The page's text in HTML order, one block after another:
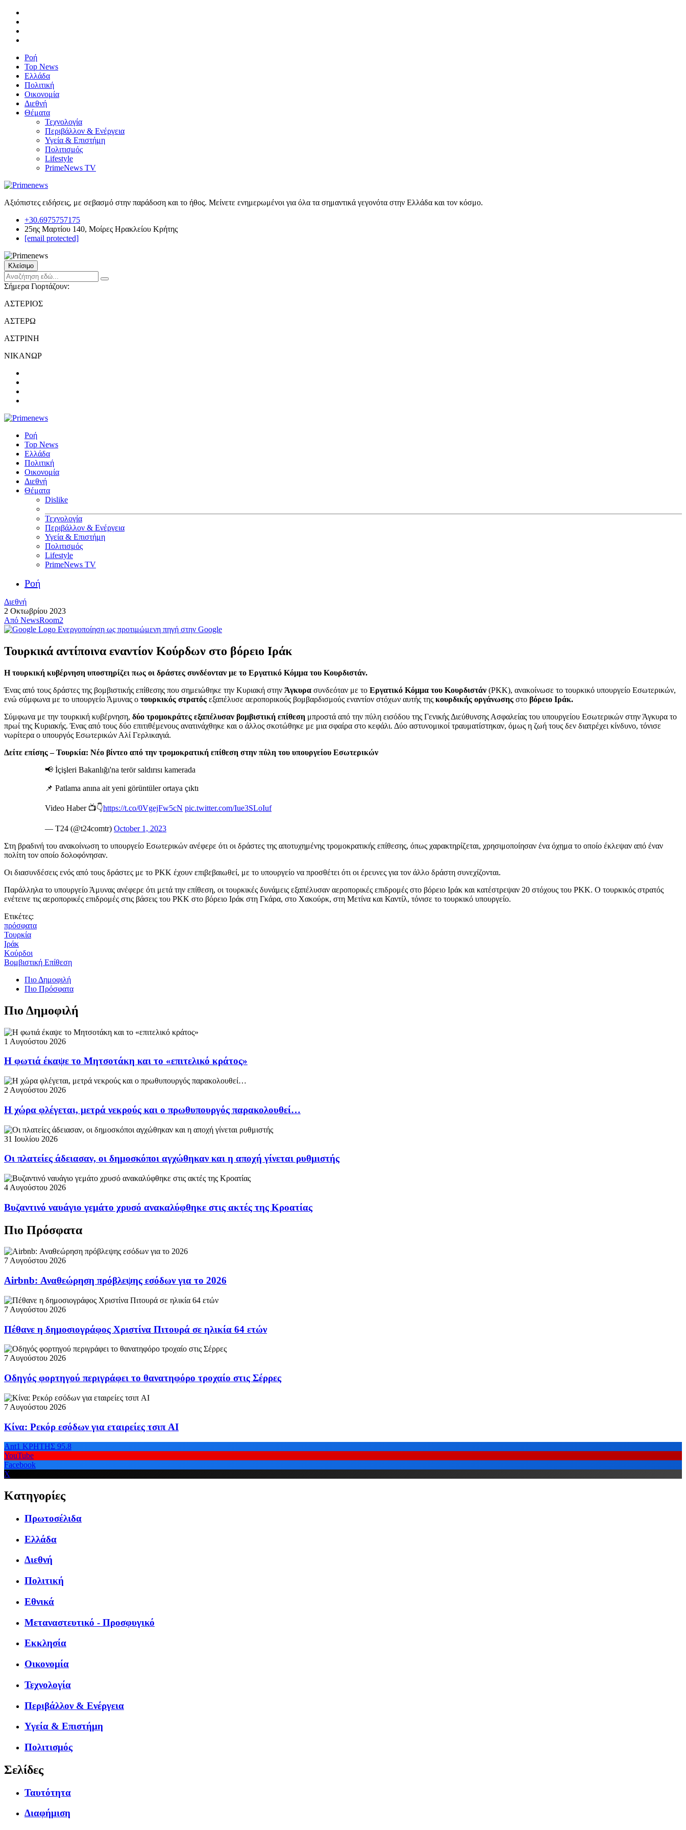
Ροή
Top News
Ελλάδα
Πολιτική
Οικονομία
Διεθνή
Θέματα
Τεχνολογία
Περιβάλλον & Ενέργεια
Υγεία & Επιστήμη
Πολιτισμός
Lifestyle
PrimeNews TV
Αξιόπιστες ειδήσεις, με σεβασμό στην παράδοση και το ήθος. Μείνετε ενημερωμένοι για όλα τα σημαντικά γεγονότα στην Ελλάδα και τον κόσμο.
+30.6975757175
25ης Μαρτίου 140, Μοίρες Ηρακλείου Κρήτης
[email protected]
Κλείσιμο
Σήμερα Γιορτάζουν:
ΑΣΤΕΡΙΟΣ
ΑΣΤΕΡΩ
ΑΣΤΡΙΝΗ
ΝΙΚΑΝΩΡ
Ροή
Top News
Ελλάδα
Πολιτική
Οικονομία
Διεθνή
Θέματα
Dislike
Τεχνολογία
Περιβάλλον & Ενέργεια
Υγεία & Επιστήμη
Πολιτισμός
Lifestyle
PrimeNews TV
Ροή
Διεθνή
2 Οκτωβρίου 2023
Από NewsRoom2
Ενεργοποίηση ως προτιμώμενη πηγή στην Google
Τουρκικά αντίποινα εναντίον Κούρδων στο βόρειο Ιράκ
Η τουρκική κυβέρνηση υποστηρίζει πως οι δράστες συνδέονταν με το Εργατικό Κόμμα του Κουρδιστάν.
Ένας από τους δράστες της βομβιστικής επίθεσης που σημειώθηκε την Κυριακή στην Άγκυρα συνδεόταν με το Εργατικό Κόμμα του Κουρδιστάν (PKK), ανακοίνωσε το τουρκικό υπουργείο Εσωτερικών,
ενώ σύμφωνα με το υπουργείο Άμυνας ο τουρκικός στρατός εξαπέλυσε αεροπορικούς βομβαρδισμούς εναντίον στόχων αυτής της κουρδικής οργάνωσης στο βόρειο Ιράκ.
Σύμφωνα με την τουρκική κυβέρνηση, δύο τρομοκράτες εξαπέλυσαν βομβιστική επίθεση μπροστά από την πύλη εισόδου της Γενικής Διεύθυνσης Ασφαλείας του υπουργείου Εσωτερικών στην Άγκυρα το
πρωί της Κυριακής. Ένας από τους δύο επιτιθέμενους ανατινάχθηκε και ο άλλος σκοτώθηκε με μια σφαίρα στο κεφάλι. Δύο αστυνομικοί τραυματίστηκαν, όμως η ζωή τους δεν διατρέχει κίνδυνο, τόνισε
νωρίτερα ο υπουργός Εσωτερικών Αλί Γερλικαγιά.
Δείτε επίσης – Τουρκία: Νέο βίντεο από την τρομοκρατική επίθεση στην πύλη του υπουργείου Εσωτερικών
📢 İçişleri Bakanlığı'na terör saldırısı kamerada
📌 Patlama anına ait yeni görüntüler ortaya çıktı
Video Haber 📺👇https://t.co/0VgejFw5cN pic.twitter.com/Iue3SLoIuf
— T24 (@t24comtr) October 1, 2023
Στη βραδινή του ανακοίνωση το υπουργείο Εσωτερικών ανέφερε ότι οι δράστες της αποτυχημένης τρομοκρατικής επίθεσης, όπως χαρακτηρίζεται, χρησιμοποίησαν ένα όχημα το οποίο έκλεψαν από έναν
πολίτη τον οποίο δολοφόνησαν.
Οι διασυνδέσεις ενός από τους δράστες με το PKK έχουν επιβεβαιωθεί, με το υπουργείο να προσθέτει ότι οι έρευνες για τον άλλο δράστη συνεχίζονται.
Παράλληλα το υπουργείο Άμυνας ανέφερε ότι μετά την επίθεση, οι τουρκικές δυνάμεις εξαπέλυσαν αεροπορικές επιδρομές στο βόρειο Ιράκ και κατέστρεψαν 20 στόχους του PKK. Ο τουρκικός στρατός
ενέτεινε τις αεροπορικές επιδρομές στις βάσεις του PKK στο βόρειο Ιράκ στη Γκάρα, στο Χακούρκ, στη Μετίνα και Καντίλ, τόνισε το τουρκικό υπουργείο.
Ετικέτες:
πρόσφατα
Τουρκία
Ιράκ
Κούρδοι
Βομβιστική Επίθεση
Πιο Δημοφιλή
Πιο Πρόσφατα
Πιο Δημοφιλή
1 Αυγούστου 2026
Η φωτιά έκαψε το Μητσοτάκη και το «επιτελικό κράτος»
2 Αυγούστου 2026
Η χώρα φλέγεται, μετρά νεκρούς και ο πρωθυπουργός παρακολουθεί…
31 Ιουλίου 2026
Οι πλατείες άδειασαν, οι δημοσκόποι αγχώθηκαν και η αποχή γίνεται ρυθμιστής
4 Αυγούστου 2026
Βυζαντινό ναυάγιο γεμάτο χρυσό ανακαλύφθηκε στις ακτές της Κροατίας
Πιο Πρόσφατα
7 Αυγούστου 2026
Airbnb: Αναθεώρηση πρόβλεψης εσόδων για το 2026
7 Αυγούστου 2026
Πέθανε η δημοσιογράφος Χριστίνα Πιτουρά σε ηλικία 64 ετών
7 Αυγούστου 2026
Οδηγός φορτηγού περιγράφει το θανατηφόρο τροχαίο στις Σέρρες
7 Αυγούστου 2026
Κίνα: Ρεκόρ εσόδων για εταιρείες τσιπ AI
Ant1 ΚΡΗΤΗΣ 95.8
YouTube
Facebook
X
Κατηγορίες
Πρωτοσέλιδα
Ελλάδα
Διεθνή
Πολιτική
Εθνικά
Μεταναστευτικό - Προσφυγικό
Εκκλησία
Οικονομία
Τεχνολογία
Περιβάλλον & Ενέργεια
Υγεία & Επιστήμη
Πολιτισμός
Σελίδες
Ταυτότητα
Διαφήμιση